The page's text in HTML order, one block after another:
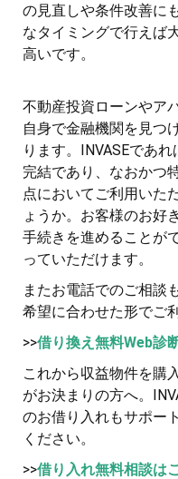
の見直しや条件改善に
なタイミングで行えば
高いです。
不動産投資ローンやア
自身で金融機関を見つ
ります。INVASEであ
完結であり、なおかつ
点においてご利用いた
ょうか。お客様のお好
手続きを進めることが
っていただけます。
またお電話でのご相談
希望に合わせた形でご
>>借り換え無料Web診
これから収益物件を購
がお決まりの方へ。
のお借り入れもサポー
ください。
>>借り入れ無料相談は